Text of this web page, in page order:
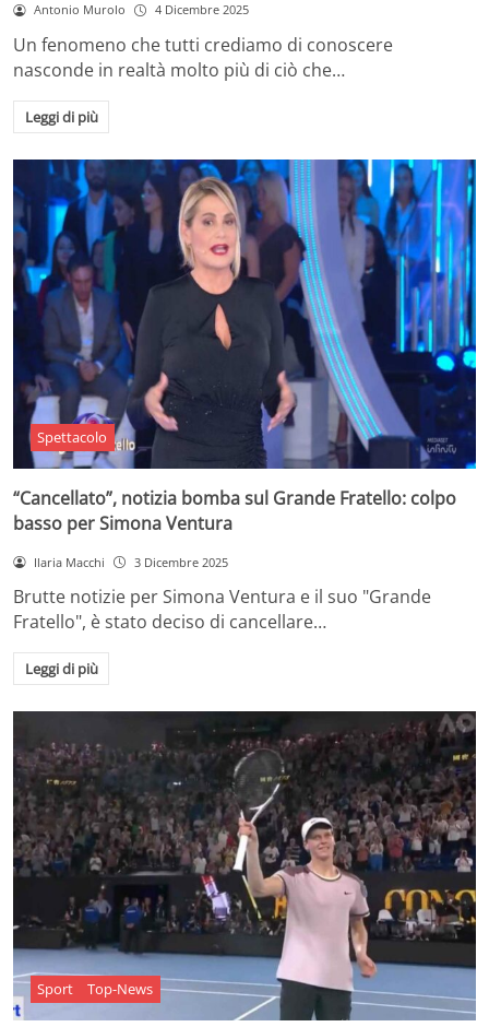
Antonio Murolo 4 Dicembre 2025
Un fenomeno che tutti crediamo di conoscere
nasconde in realtà molto più di ciò che…
Leggi di più
Spettacolo
“Cancellato”, notizia bomba sul Grande Fratello: colpo
basso per Simona Ventura
Ilaria Macchi 3 Dicembre 2025
Brutte notizie per Simona Ventura e il suo "Grande
Fratello", è stato deciso di cancellare…
Leggi di più
Sport Top-News